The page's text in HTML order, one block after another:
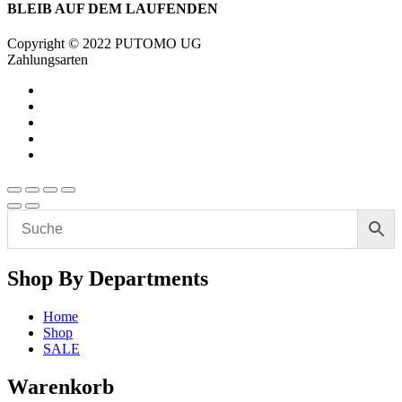
BLEIB AUF DEM LAUFENDEN
Copyright © 2022 PUTOMO UG
Zahlungsarten
Shop By Departments
Home
Shop
SALE
Warenkorb